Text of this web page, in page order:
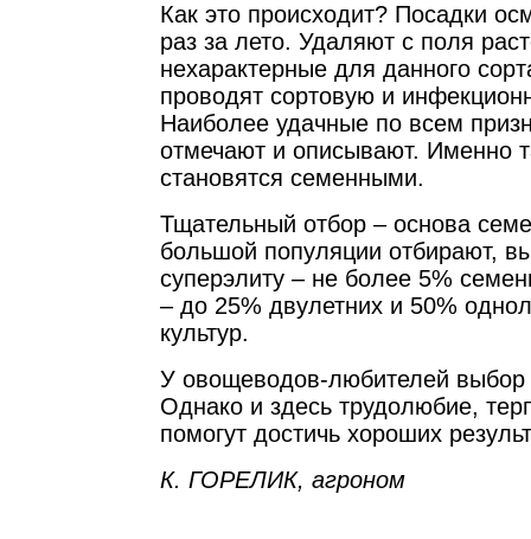
Как это происходит? Посадки
раз за лето. Удаляют с поля
нехарактерные для данного
проводят сортовую и
Наиболее удачные по всем
отмечают и описывают. Именно
становятся семенными.
Тщательный отбор – основа
большой популяции отбирают,
суперэлиту – не более 5%
– до 25% двулетних и 50%
культур.
У овощеводов-любителей выбор
Однако и здесь трудолюбие,
помогут достичь хороших
К. ГОРЕЛИК, агроном